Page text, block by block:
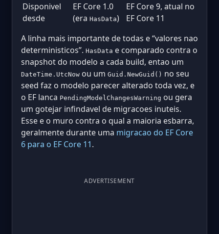
Disponivel
desde
EF Core 1.0
(era HasData)
EF Core 9, atual no
EF Core 11
A linha mais importante de todas e “valores nao
deterministicos”. HasData e comparado contra o
snapshot do modelo a cada build, entao um
DateTime.UtcNow ou um Guid.NewGuid() no seu
seed faz o modelo parecer alterado toda vez, e
o EF lanca PendingModelChangesWarning ou gera
um gotejar infindavel de migracoes inuteis.
Esse e o muro contra o qual a maioria esbarra,
geralmente durante uma migracao do EF Core
6 para o EF Core 11.
ADVERTISEMENT